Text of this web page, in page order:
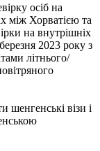
осіб на
між Хорватією та
на внутрішніх
2023 року з
літнього/
шенгенські візи і